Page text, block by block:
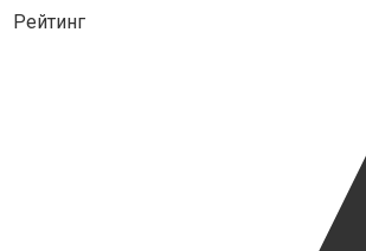
Рейтинг